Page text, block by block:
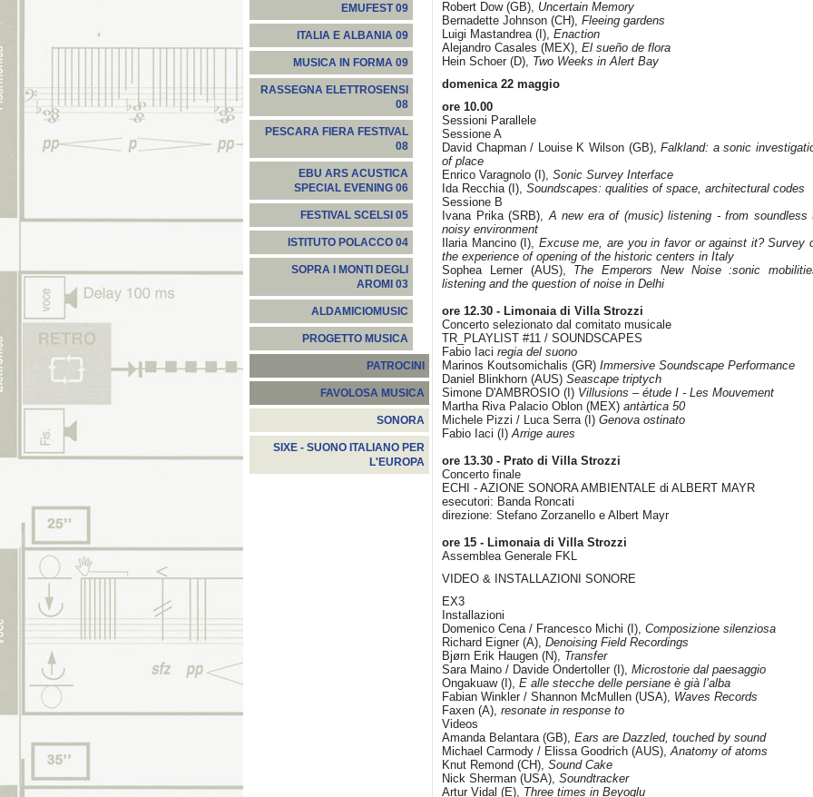
EMUFEST 09
ITALIA E ALBANIA 09
MUSICA IN FORMA 09
RASSEGNA ELETTROSENSI
08
PESCARA FIERA FESTIVAL
08
EBU ARS ACUSTICA
SPECIAL EVENING 06
FESTIVAL SCELSI 05
ISTITUTO POLACCO 04
SOPRA I MONTI DEGLI
AROMI 03
ALDAMICIOMUSIC
PROGETTO MUSICA
PATROCINI
FAVOLOSA MUSICA
SONORA
SIXE - SUONO ITALIANO PER
L'EUROPA
Robert Dow (GB), Uncertain Memory
Bernadette Johnson (CH), Fleeing gardens
Luigi Mastandrea (I), Enaction
Alejandro Casales (MEX), El sueño de flora
Hein Schoer (D), Two Weeks in Alert Bay
domenica 22 maggio
ore 10.00
Sessioni Parallele
Sessione A
David Chapman / Louise K Wilson (GB),Falkland: a sonic
of place
Enrico Varagnolo (I), Sonic Survey Interface
Ida Recchia (I), Soundscapes: qualities of space, architectural codes
Sessione B
Ivana Prika (SRB),A new era of (music) listening - from soundless
noisy environment
Ilaria Mancino (I), Excuse me, are you in favor or against it? Survey
the experience of opening of the historic centers in Italy
Sophea Lerner (AUS), The Emperors New Noise :sonic
listening and the question of noise in Delhi
ore 12.30 - Limonaia di Villa Strozzi
Concerto selezionato dal comitato musicale
TR_PLAYLIST #11 / SOUNDSCAPES
Fabio Iaci regia del suono
Marinos Koutsomichalis (GR) Immersive Soundscape Performance
Daniel Blinkhorn (AUS) Seascape triptych
Simone D'AMBROSIO (I) Villusions – étude I - Les Mouvement
Martha Riva Palacio Oblon (MEX) antàrtica 50
Michele Pizzi / Luca Serra (I) Genova ostinato
Fabio Iaci (I)Arrige aures
ore 13.30 - Prato di Villa Strozzi
Concerto finale
ECHI - AZIONE SONORA AMBIENTALE di ALBERT MAYR
esecutori: Banda Roncati
direzione: Stefano Zorzanello e Albert Mayr
ore 15 - Limonaia di Villa Strozzi
Assemblea Generale FKL
VIDEO & INSTALLAZIONI SONORE
EX3
Installazioni
Domenico Cena / Francesco Michi (I), Composizione silenziosa
Richard Eigner (A), Denoising Field Recordings
Bjørn Erik Haugen (N), Transfer
Sara Maino / Davide Ondertoller (I), Microstorie dal paesaggio
Ongakuaw (I), E alle stecche delle persiane è già l’alba
Fabian Winkler / Shannon McMullen (USA), Waves Records
Faxen (A), resonate in response to
Videos
Amanda Belantara (GB), Ears are Dazzled, touched by sound
Michael Carmody / Elissa Goodrich (AUS),Anatomy of atoms
Knut Remond (CH), Sound Cake
Nick Sherman (USA), Soundtracker
Artur Vidal (E), Three times in Beyoglu